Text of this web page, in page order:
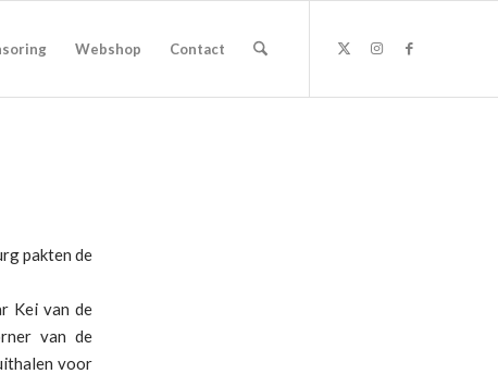
Webshop Contact
pakten de
Kei van de
van de
voor